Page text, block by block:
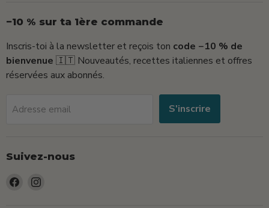
−10 % sur ta 1ère commande
Inscris-toi à la newsletter et reçois ton code −10 % de
bienvenue 🇮🇹 Nouveautés, recettes italiennes et offres
réservées aux abonnés.
Adresse email S'inscrire
Suivez-nous
Trouvez-